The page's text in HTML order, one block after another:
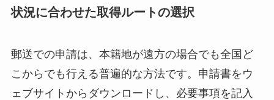
状況に合わせた取得ルートの選択
郵送での申請は、本籍地が遠方の場合でも全国ど
こからでも行える普遍的な方法です。申請書をウ
ェブサイトからダウンロードし、必要事項を記入